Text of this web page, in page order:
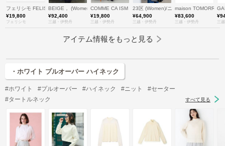
フェリシモ FELISSIMO
¥19,800
フェリシモ
BEIGE， (Women)/ベイジ，
¥92,400
三越・伊勢丹
COMME CA ISM (Women)/コムサ イズム
¥19,800
三越・伊勢丹
23区 (Women)/ニジュウサンク
¥64,900
三越・伊勢丹
maison
¥83,600
三越・伊勢丹 三
アイテム情報をもっと見る
・ホワイト プルオーバー ハイネック
#ホワイト #プルオーバー #ハイネック #ニット
#セーター
#タートルネック
すべて見る